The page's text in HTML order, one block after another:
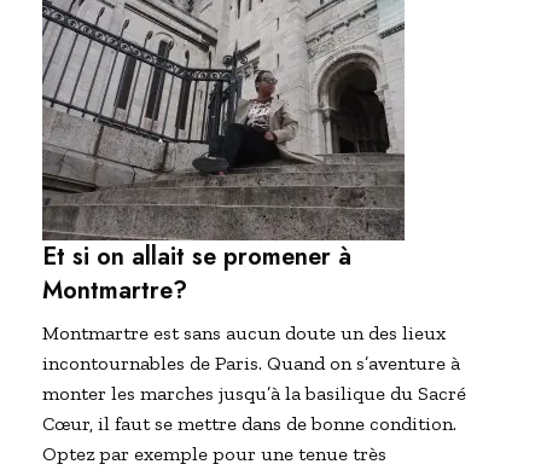
Et si on allait se promener à
Montmartre?
Montmartre est sans aucun doute un des lieux
incontournables de Paris. Quand on s’aventure à
monter les marches jusqu’à la basilique du Sacré
Cœur, il faut se mettre dans de bonne condition.
Optez par exemple pour une tenue très